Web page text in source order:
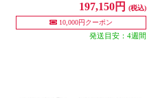
197,150円
(税込)
10,000円クーポン
発送目安：4週間